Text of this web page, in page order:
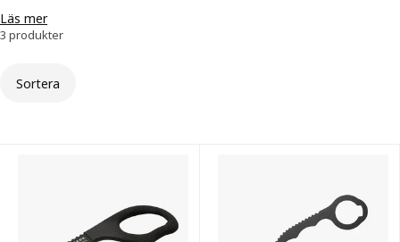
hittar du allt från Benchmades räddningskrokar, som är
utformade för snabb och säker användning i
och praktiskt set för knivunderhåll.
Läs mer
3 produkter
Sortera